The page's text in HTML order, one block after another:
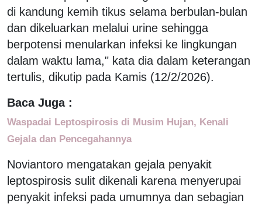
di kandung kemih tikus selama berbulan-bulan
dan dikeluarkan melalui urine sehingga
berpotensi menularkan infeksi ke lingkungan
dalam waktu lama," kata dia dalam keterangan
tertulis, dikutip pada Kamis (12/2/2026).
Baca Juga :
Waspadai Leptospirosis di Musim Hujan, Kenali
Gejala dan Pencegahannya
Noviantoro mengatakan gejala penyakit
leptospirosis sulit dikenali karena menyerupai
penyakit infeksi pada umumnya dan sebagian